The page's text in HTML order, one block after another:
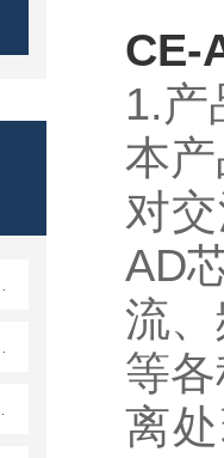
CE-
1.产
本
对
AD
流
等
离